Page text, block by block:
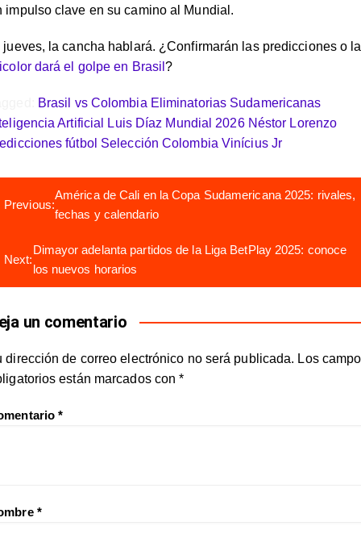
impulso clave en su camino al Mundial.
jueves, la cancha hablará. ¿Confirmarán las predicciones o la
dará el golpe en Brasil?
Brasil vs Colombia Eliminatorias Sudamericanas
Artificial
Luis Díaz Mundial 2026 Néstor Lorenzo
fútbol Selección Colombia Vinícius Jr
Previous:
América de Cali en la Copa Sudamericana 2025: rivales,
fechas y calendario
Next:
Dimayor adelanta partidos de la Liga BetPlay 2025: conoce
los nuevos horarios
un comentario
dirección de correo electrónico no será publicada. Los
están marcados con*
*
*